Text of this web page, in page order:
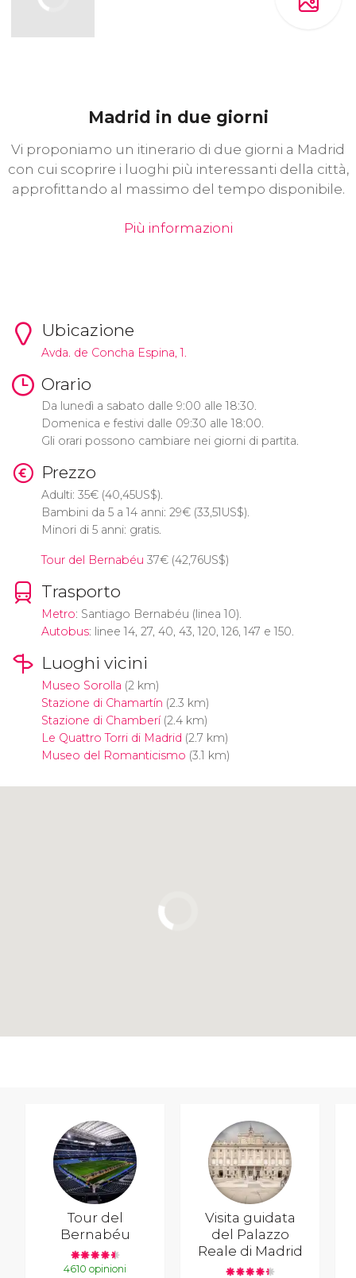
Madrid in due giorni
Vi proponiamo un itinerario di due giorni a Madrid
con cui scoprire i luoghi più interessanti della città,
approfittando al massimo del tempo disponibile.
Più informazioni
Ubicazione
Avda. de Concha Espina, 1.
Orario
Da lunedì a sabato dalle 9:00 alle 18:30.
Domenica e festivi dalle 09:30 alle 18:00.
Gli orari possono cambiare nei giorni di partita.
Prezzo
Adulti: 35€(40,45US$).
Bambini da 5 a 14 anni: 29€(33,51US$).
Minori di 5 anni: gratis.
Tour del Bernabéu 37€(42,76US$)
Trasporto
Metro: Santiago Bernabéu (linea 10).
Autobus: linee 14, 27, 40, 43, 120, 126, 147 e 150.
Luoghi vicini
Museo Sorolla (2 km)
Stazione di Chamartín (2.3 km)
Stazione di Chamberí(2.4 km)
Le Quattro Torri di Madrid (2.7 km)
Museo del Romanticismo (3.1 km)
Tour del
Bernabéu
4610 opinioni
Visita guidata
del Palazzo
Reale di Madrid